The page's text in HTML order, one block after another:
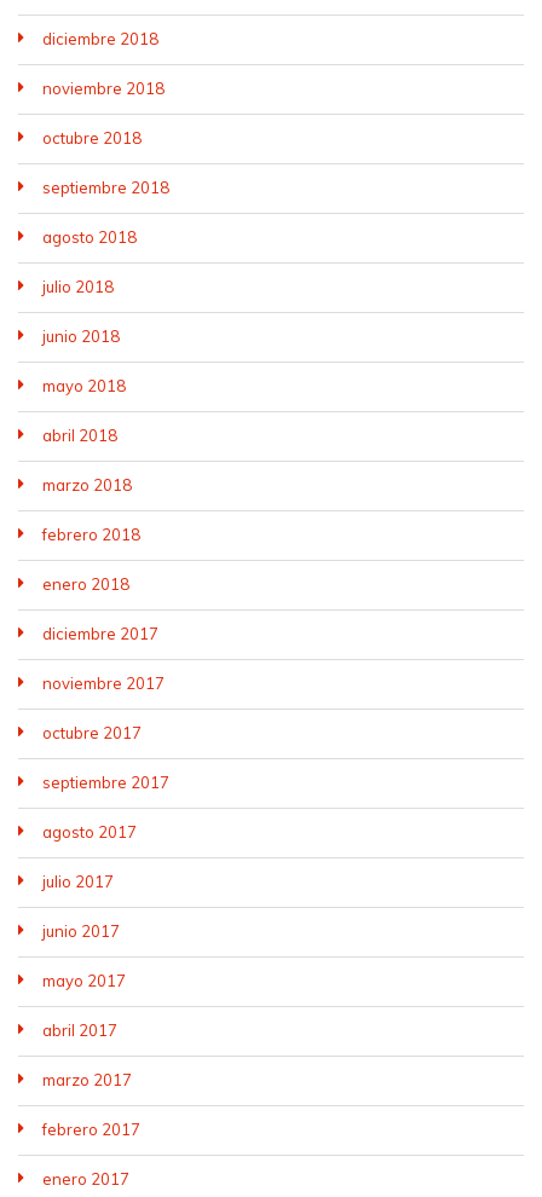
diciembre 2018
noviembre 2018
octubre 2018
septiembre 2018
agosto 2018
julio 2018
junio 2018
mayo 2018
abril 2018
marzo 2018
febrero 2018
enero 2018
diciembre 2017
noviembre 2017
octubre 2017
septiembre 2017
agosto 2017
julio 2017
junio 2017
mayo 2017
abril 2017
marzo 2017
febrero 2017
enero 2017